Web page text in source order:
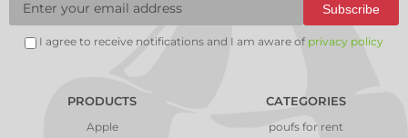
Subscribe
I agree to receive notifications and I am aware of privacy policy
PRODUCTS
Apple
CATEGORIES
poufs for rent